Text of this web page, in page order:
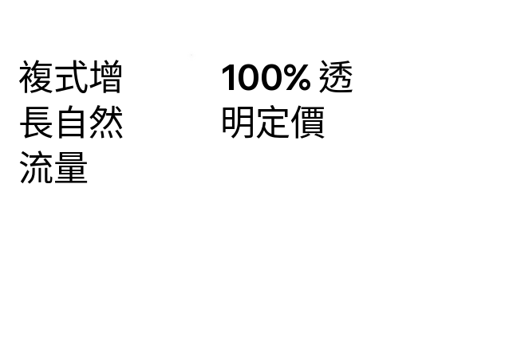
100% 透
明定價
複式增
長自然
流量